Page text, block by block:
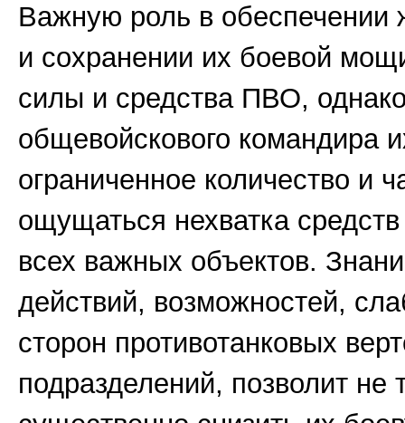
Важную роль в обеспечении
и сохранении их боевой
силы и средства ПВО,
общевойскового командира
ограниченное количество и
ощущаться нехватка
всех важных объектов.
действий, возможностей,
сторон противотанковых
подразделений, позволит не